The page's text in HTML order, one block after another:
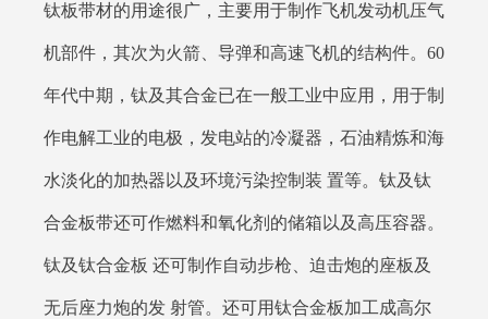
钛板带材的用途很广，主要用于制作飞机发动机压气
机部件，其次为火箭、导弹和高速飞机的结构件。60
年代中期，钛及其合金已在一般工业中应用，用于制
作电解工业的电极，发电站的冷凝器，石油精炼和海
水淡化的加热器以及环境污染控制装 置等。钛及钛
合金板带还可作燃料和氧化剂的储箱以及高压容器。
钛及钛合金板 还可制作自动步枪、迫击炮的座板及
无后座力炮的发 射管。还可用钛合金板加工成高尔